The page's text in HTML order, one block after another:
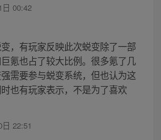
日 00:42
，有玩家反映此次蜕变除了一部
氪也占了较大比例。很多氪了几
需要参与蜕变系统，但也认为这
也有玩家表示，不是为了喜欢
22:51